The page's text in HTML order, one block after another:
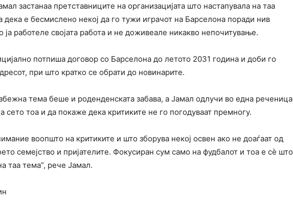
застанаа претставниците на организацијата што настапувала на таа
дека е бесмислено некој да го тужи играчот на Барселона поради нив
ја работеле својата работа и не доживеале никакво непочитување.
потпиша договор со Барселона до летото 2031 година и доби го
при што кратко се обрати до новинарите.
тема беше и роденденската забава, а Јамал одлучи во една реченица
сето тоа и да покаже дека критиките не го погодуваат премногу.
воопшто на критиките и што зборува некој освен ако не доаѓаат од
семејство и пријателите. Фокусиран сум само на фудбалот и тоа е сè што
таа тема”, рече Јамал.